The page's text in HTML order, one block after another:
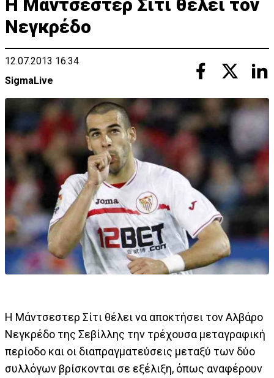
Η Μάντσεστερ Σίτι θέλει τον
Νεγκρέδο
12.07.2013 16:34
SigmaLive
Η Μάντσεστερ Σίτι θέλει να αποκτήσει τον Αλβάρο
Νεγκρέδο της Σεβίλλης την τρέχουσα μεταγραφική
περίοδο και οι διαπραγματεύσεις μεταξύ των δύο
συλλόγων βρίσκονται σε εξέλιξη, όπως αναφέρουν